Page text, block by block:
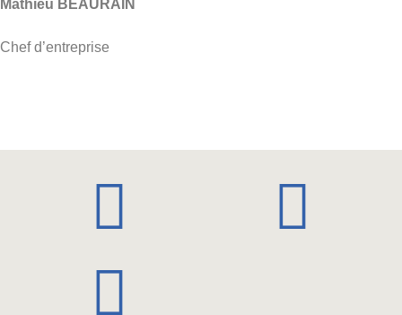
Mathieu BEAURAIN
Chef d’entreprise